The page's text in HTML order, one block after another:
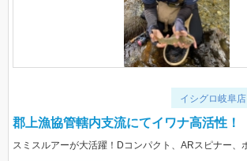
イシグロ岐阜店
郡上漁協管轄内支流にてイワナ高活性！